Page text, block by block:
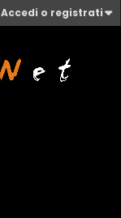
Accedi o registrati